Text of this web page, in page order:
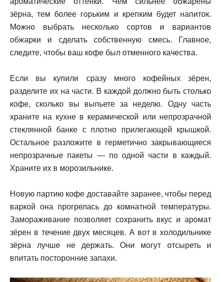
зёрна, тем более горьким и крепким будет напиток.
Можно выбрать несколько сортов и вариантов
обжарки и сделать собственную смесь. Главное,
следите, чтобы ваш кофе был отменного качества.
Если вы купили сразу много кофейных зёрен,
разделите их на части. В каждой должно быть столько
кофе, сколько вы выпьете за неделю. Одну часть
храните на кухне в керамической или непрозрачной
стеклянной банке с плотно прилегающей крышкой.
Остальное разложите в герметично закрывающиеся
непрозрачные пакеты — по одной части в каждый.
Храните их в морозильнике.
Новую партию кофе доставайте заранее, чтобы перед
варкой она прогрелась до комнатной температуры.
Замораживание позволяет сохранить вкус и аромат
зёрен в течение двух месяцев. А вот в холодильнике
зёрна лучше не держать. Они могут отсыреть и
впитать посторонние запахи.